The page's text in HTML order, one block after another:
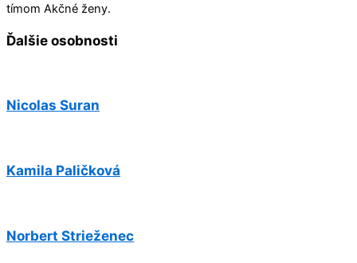
tímom Akčné ženy.
Ďalšie osobnosti
Nicolas Suran
Kamila Paličková
Norbert Strieženec